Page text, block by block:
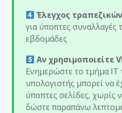
Έλεγχος
για ύποπτες συναλλαγές
εβδομάδες
Αν χρησιμοποιείτε
Ενημερώστε το τμήμα IT
υπολογιστής μπορεί να
ύποπτες σελίδες, χωρίς
δώστε παραπάνω